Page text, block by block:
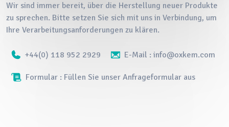
Wir sind immer bereit, über die Herstellung neuer Produkte
zu sprechen. Bitte setzen Sie sich mit uns in Verbindung, um
Ihre Verarbeitungsanforderungen zu klären.
+44(0) 118 952 2929 E-Mail : info@oxkem.com
Formular : Füllen Sie unser Anfrageformular aus